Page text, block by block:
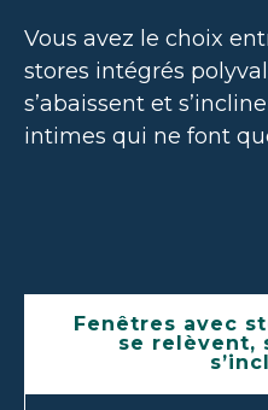
Vous avez le choix
stores intégrés
s’abaissent et
intimes qui ne font
Fenêtres avec
se relèvent,